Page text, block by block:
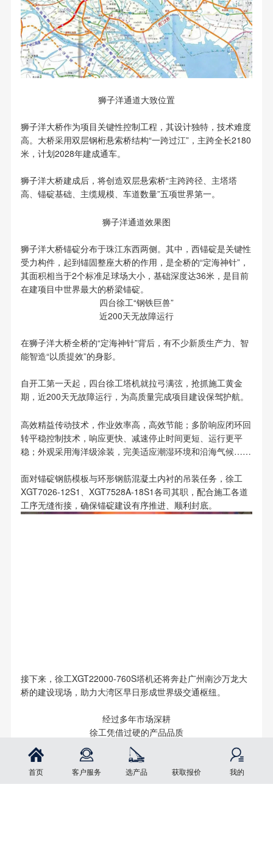
首页 客户服务 选产品 获取报价 我的
狮子洋通道大致位置
狮子洋大桥作为项目关键性控制工程，其设计独特，技术难度
高。大桥采用双层钢桁悬索桥结构“一跨过江”，主跨全长2180
米，计划2028年建成通车。
狮子洋大桥建成后，将创造双层悬索桥“主跨跨径、主塔塔
高、锚碇基础、主缆规模、车道数量”五项世界第一。
狮子洋通道效果图
狮子洋大桥锚碇分布于珠江东西两侧。其中，西锚碇是关键性
受力构件，起到锚固整座大桥的作用，是全桥的“定海神针”，
其面积相当于2个标准足球场大小，基础深度达36米，是目前
在建项目中世界最大的桥梁锚碇。
四台徐工“钢铁巨兽”
近200天无故障运行
在狮子洋大桥全桥的“定海神针”背后，有不少新质生产力、智
能智造“以质提效”的身影。
自开工第一天起，四台徐工塔机就拉弓满弦，抢抓施工黄金
期，近200天无故障运行，为高质量完成项目建设保驾护航。
高效精益传动技术，作业效率高，高效节能；多阶响应闭环回
转平稳控制技术，响应更快、减速停止时间更短、运行更平
稳；外观采用海洋级涂装，完美适应潮湿环境和沿海气候……
面对锚碇钢筋模板与环形钢筋混凝土内衬的吊装任务，徐工
XGT7026-12S1、XGT7528A-18S1各司其职，配合施工各道
工序无缝衔接，确保锚碇建设有序推进、顺利封底。
接下来，徐工XGT22000-760S塔机还将奔赴广州南沙万龙大
桥的建设现场，助力大湾区早日形成世界级交通枢纽。
经过多年市场深耕
徐工凭借过硬的产品品质
参与一个又一个超级工程
以实际行动
勇担制造强国建设重任